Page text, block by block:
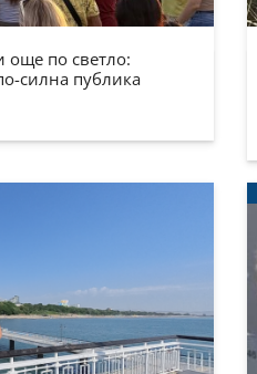
още по светло:
силна публика